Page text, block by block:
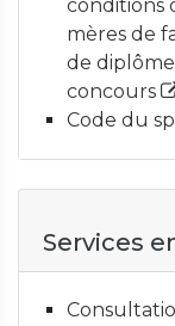
conditions
mères de
de
concours
Code du
Services